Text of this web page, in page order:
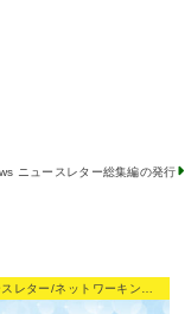
ニュースレター総集編の発行